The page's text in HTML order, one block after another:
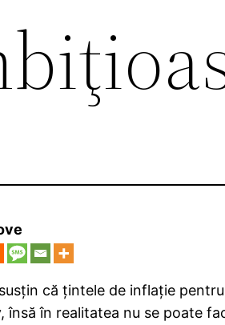
că ţintele de inflaţie
însă în realitatea nu se poate